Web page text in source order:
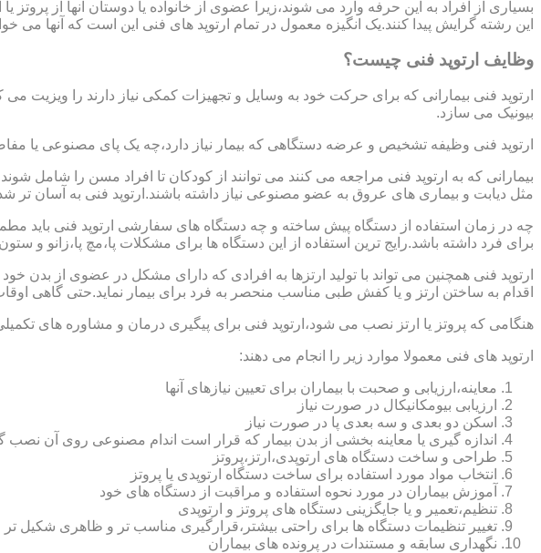
بسیاری از افراد به این حرفه وارد می شوند،زیرا عضوی از خانواده یا دوستان آنها از
این رشته گرایش پیدا کنند.یک انگیزه معمول در تمام ارتوپد های فنی این است که آنها
وظایف ارتوپد فنی چیست؟
ارتوپد فنی بیمارانی که برای حرکت خود به وسایل و تجهیزات کمکی نیاز دارند را ویزیت
بیونیک می سازد.
ارتوپد فنی وظیفه تشخیص و عرضه دستگاهی که بیمار نیاز دارد،چه یک پای مصنوعی یا
بیمارانی که به ارتوپد فنی مراجعه می کنند می توانند از کودکان تا افراد مسن را شامل
مثل دیابت و بیماری های عروق به عضو مصنوعی نیاز داشته باشند.ارتوپد فنی به آسان
چه در زمان استفاده از دستگاه پیش ساخته و چه دستگاه های سفارشی ارتوپد فنی باید
برای فرد داشته باشد.رایج ترین استفاده از این دستگاه ها برای مشکلات پا،مچ پا،زانو و
ارتوپد فنی همچنین می تواند با تولید ارتزها به افرادی که دارای مشکل در عضوی از
اقدام به ساختن ارتز و یا کفش طبی مناسب منحصر به فرد برای بیمار نماید.حتی گاهی
هنگامی که پروتز یا ارتز نصب می شود،ارتوپد فنی برای پیگیری درمان و مشاوره های
ارتوپد های فنی معمولا موارد زیر را انجام می دهند:
معاینه،ارزیابی و صحبت با بیماران برای تعیین نیازهای آنها
ارزیابی بیومکانیکال در صورت نیاز
اسکن دو بعدی و سه بعدی پا در صورت نیاز
اندازه گیری یا معاینه بخشی از بدن بیمار که قرار است اندام مصنوعی روی آن نصب
طراحی و ساخت دستگاه های ارتوپدی،ارتز،پروتز
انتخاب مواد مورد استفاده برای ساخت دستگاه ارتوپدی یا پروتز
آموزش بیماران در مورد نحوه استفاده و مراقبت از دستگاه های خود
تنظیم،تعمیر و یا جایگزینی دستگاه های پروتز و ارتوپدی
تغییر تنظیمات دستگاه ها برای راحتی بیشتر،قرارگیری مناسب تر و ظاهری شکیل تر
نگهداری سابقه و مستندات در پرونده های بیماران